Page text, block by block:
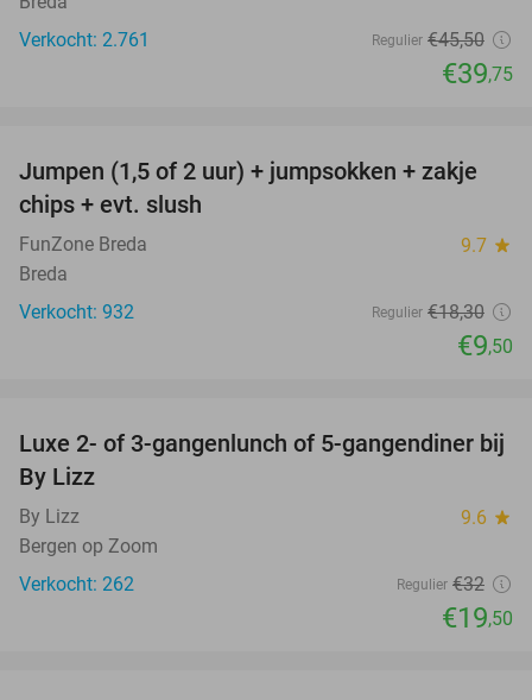
Verkocht: 2.761
Regulier €45,50
€39,75
48%
Jumpen (1,5 of 2 uur) + jumpsokken + zakje
chips + evt. slush
FunZone Breda 9.7 star
Breda
Verkocht: 932
Regulier €18,30
€9,50
39%
Luxe 2- of 3-gangenlunch of 5-gangendiner bij
By Lizz
By Lizz 9.6 star
Bergen op Zoom
Verkocht: 262
Regulier €32
€19,50